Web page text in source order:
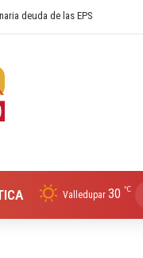
Valledupar 30 ℃